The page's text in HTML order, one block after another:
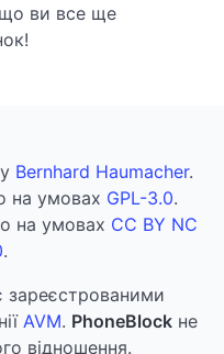
ви все ще
Bernhard Haumacher.
на умовах GPL-3.0.
на умовах CC BY NC
.
AVM. PhoneBlockне
відношення.